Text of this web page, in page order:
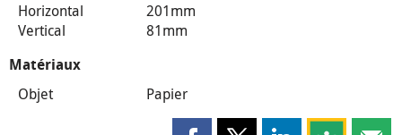
Horizontal
201mm
Vertical
81mm
Matériaux
Objet Papier